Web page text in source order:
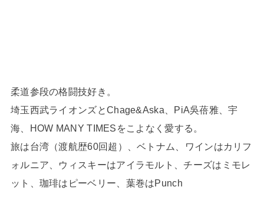
柔道参段の格闘技好き。
埼玉西武ライオンズとChage&Aska、PiA吳蓓雅、宇
海、HOW MANY TIMESをこよなく愛する。
旅は台湾（渡航歴60回超）、ベトナム、ワインはカリフ
ォルニア、ウィスキーはアイラモルト、チーズはミモレ
ット、珈琲はピーベリー、葉巻はPunch